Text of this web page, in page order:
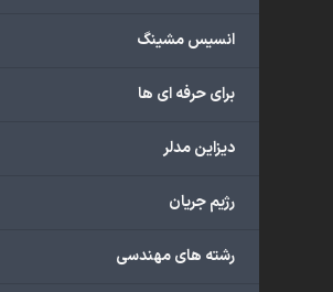
انسیس مشینگ
برای حرفه ای ها
دیزاین مدلر
رژیم جریان
رشته های مهندسی